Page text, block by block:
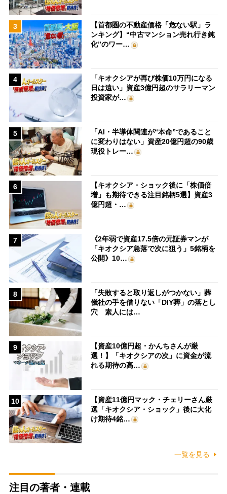
3
【首都圏の不動産価格「危ない駅」ラ
ンキング】“中古マンション売れ行き鈍
化”のワー…
4
「キオクシアが再び株価10万円になる
日は遠い」資産3億円超のサラリーマン
投資家が…
5
「AI・半導体関連が“本命”であること
に変わりはない」資産20億円超の90歳
現役トレー…
6
【キオクシア・ショック後に「株価倍
増」も期待できる注目銘柄5選】資産3
億円超・…
7
《2年弱で資産17.5倍の元証券マンが
「キオクシア急落で次に狙う」5銘柄を
公開》10…
8
「失敗すると取り返しがつかない」葬
儀社の手を借りない「DIY葬」の落とし
穴 素人には…
9
【資産10億円超・かんちさんが厳
選！】「キオクシアの次」に資金が流
れる期待の高…
10
【資産11億円マック・チェリーさん厳
選「キオクシア・ショック」後に大化
け期待4銘…
一覧を見る
注目の著者・連載